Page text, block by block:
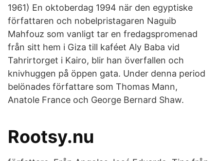
1961) En oktoberdag 1994 när den egyptiske
författaren och nobelpristagaren Naguib
Mahfouz som vanligt tar en fredagspromenad
från sitt hem i Giza till kaféet Aly Baba vid
Tahrirtorget i Kairo, blir han överfallen och
knivhuggen på öppen gata. Under denna period
belönades författare som Thomas Mann,
Anatole France och George Bernard Shaw.
Rootsy.nu